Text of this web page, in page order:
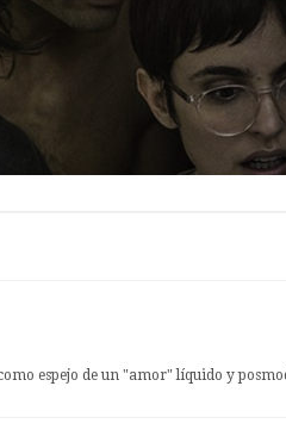
espejo de un "amor" líquido y